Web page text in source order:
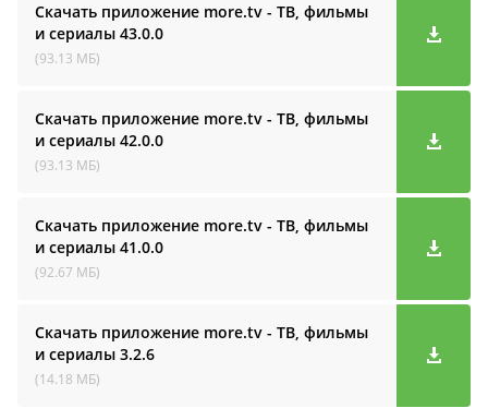
Скачать приложение more.tv - ТВ, фильмы
и сериалы 43.0.0
(93.13 МБ)
Скачать приложение more.tv - ТВ, фильмы
и сериалы 42.0.0
(93.13 МБ)
Скачать приложение more.tv - ТВ, фильмы
и сериалы 41.0.0
(92.67 МБ)
Скачать приложение more.tv - ТВ, фильмы
и сериалы 3.2.6
(14.18 МБ)